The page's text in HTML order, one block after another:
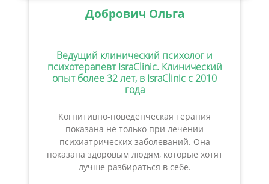
Добрович Ольга
Ведущий клинический психолог и
психотерапевт IsraClinic. Клинический
опыт более 32 лет, в IsraClinic с 2010
года
Когнитивно-поведенческая терапия
показана не только при лечении
психиатрических заболеваний. Она
показана здоровым людям, которые хотят
лучше разбираться в себе.